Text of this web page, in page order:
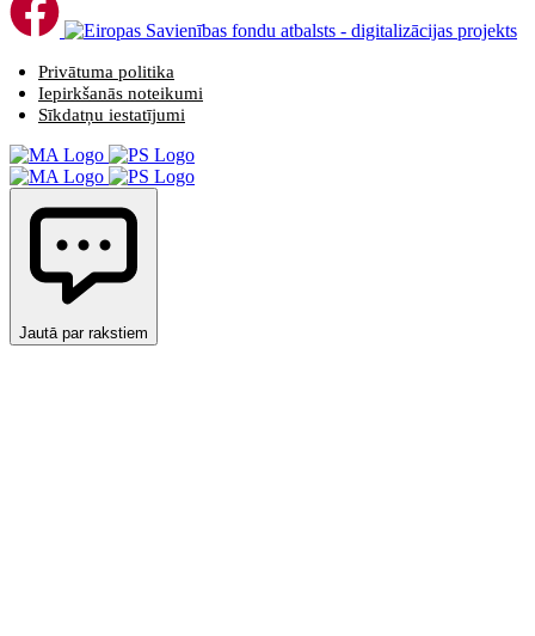
Privātuma politika
Iepirkšanās noteikumi
Sīkdatņu iestatījumi
Jautā par rakstiem